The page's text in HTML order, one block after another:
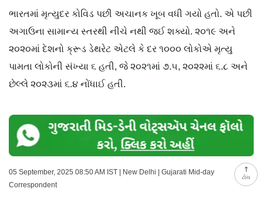
ટોચ
ભારતમાં મૃત્યુદર કોવિડ પછી અચાનક ખૂબ વધી ગયો હતો. એ પછી
અગાઉના સામાન્ય સ્તરથી નીચે નથી જઈ શક્યો. ૨૦૧૯ અને
૨૦૨૦માં દેશનો ક્રૂડ ડેથરેટ એટલે કે દર ૧૦૦૦ લોકોએ મૃત્યુ
પામતા લોકોની સંખ્યા ૬ હતી, જે ૨૦૨૧માં ૭.૫, ૨૦૨૨માં ૬.૮ અને
છેલ્લે ૨૦૨૩માં ૬.૪ નોંધાઈ હતી.
05 September, 2025 08:50 AM IST | New Delhi | Gujarati Mid-day
Correspondent